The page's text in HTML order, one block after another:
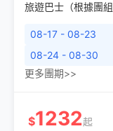
旅遊巴士（根據團
08-17 - 08-23
08-24 - 08-30
更多團期>>
$1232起